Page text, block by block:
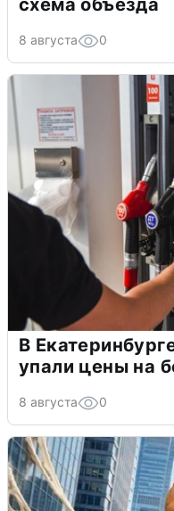
схема объезда
8 августа 0
В
упали цены на
8 августа 0